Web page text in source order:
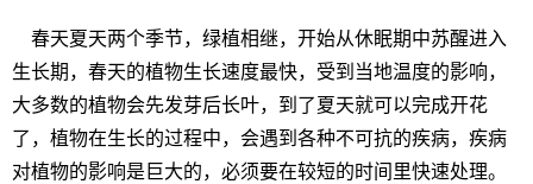
春天夏天两个季节，绿植相继，开始从休眠期中苏醒进入
生长期，春天的植物生长速度最快，受到当地温度的影响，
大多数的植物会先发芽后长叶，到了夏天就可以完成开花
了，植物在生长的过程中，会遇到各种不可抗的疾病，疾病
对植物的影响是巨大的，必须要在较短的时间里快速处理。